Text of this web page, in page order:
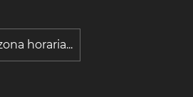
horaria...